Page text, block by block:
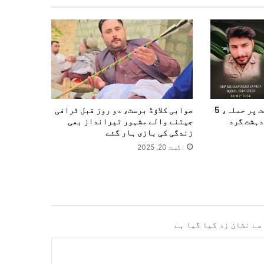
ڈی آئی خان میں مرکز صحت پر حملہ، 5
افراد، 2جوان شہید، 3 دہشت گرد
صوابی کلاؤڈ برسٹ، دو روز قبل ٹرافی
جیتنے والے مشہور تیرانداز بھی
زندگی کی بازی ہار گئے
اگست 20, 2025
سے نشان زد کیا گیا ہے